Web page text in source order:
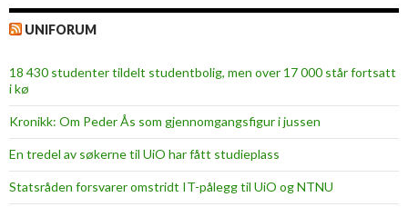
UNIFORUM
18 430 studenter tildelt studentbolig, men over 17 000 står fortsatt
i kø
Kronikk: Om Peder Ås som gjennomgangsfigur i jussen
En tredel av søkerne til UiO har fått studieplass
Statsråden forsvarer omstridt IT-pålegg til UiO og NTNU